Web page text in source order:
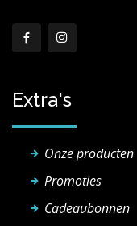
Extra's
Onze producten
Promoties
Cadeaubonnen